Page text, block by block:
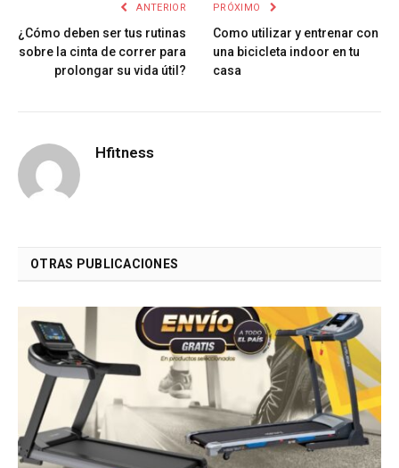
ANTERIOR
¿Cómo deben ser tus rutinas
sobre la cinta de correr para
prolongar su vida útil?
PRÓXIMO
Como utilizar y entrenar con
una bicicleta indoor en tu
casa
Hfitness
OTRAS PUBLICACIONES